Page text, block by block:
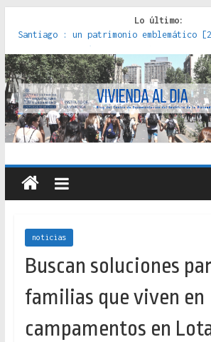
Lo último:
Red de consultorios de la Caja del
Santiago : un patrimonio emblemático
Genocidios indígenas en América Latina
Estudios sobre la espacialización de
políticas, prácticas y
Donde el pedernal choca con el acero
crítica de las fronteras
Criterios técnicos para una vivienda
noticias
Buscan soluciones
familias que viven en
campamentos en